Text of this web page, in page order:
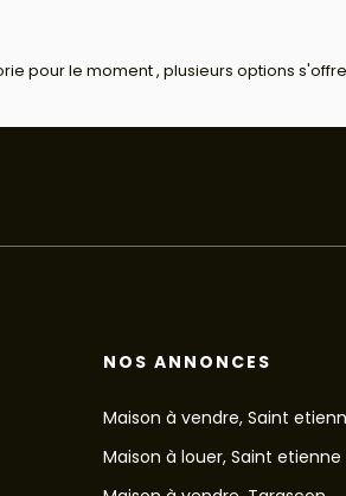
pour le moment , plusieurs options
NOS ANNONCES
Maison à vendre, Saint
Maison à louer, Saint etienne